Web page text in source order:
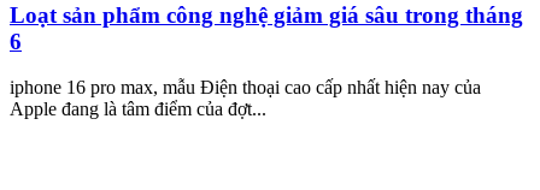
Loạt sản phẩm công nghệ giảm giá sâu trong tháng
6
iphone 16 pro max, mẫu Điện thoại cao cấp nhất hiện nay của
Apple đang là tâm điểm của đợt...